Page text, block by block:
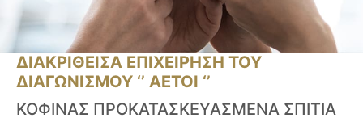
ΔΙΑΚΡΙΘΕΙΣΑ ΕΠΙΧΕΙΡΗΣΗ ΤΟΥ
ΔΙΑΓΩΝΙΣΜΟΥ ‘’ ΑΕΤΟΙ ‘’
ΚΟΦΙΝΑΣ ΠΡΟΚΑΤΑΣΚΕΥΑΣΜΕΝΑ ΣΠΙΤΙΑ